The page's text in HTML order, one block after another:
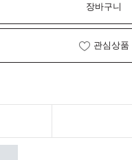
장바구니
관심상품